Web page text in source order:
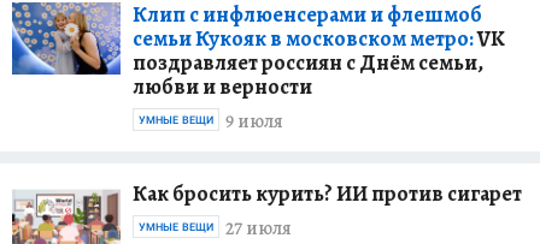
Клип с инфлюенсерами и флешмоб
семьи Кукояк в московском метро:VK
поздравляет россиян с Днём семьи,
любви и верности
9 июля
УМНЫЕ ВЕЩИ
Как бросить курить? ИИ против сигарет
27 июля
УМНЫЕ ВЕЩИ